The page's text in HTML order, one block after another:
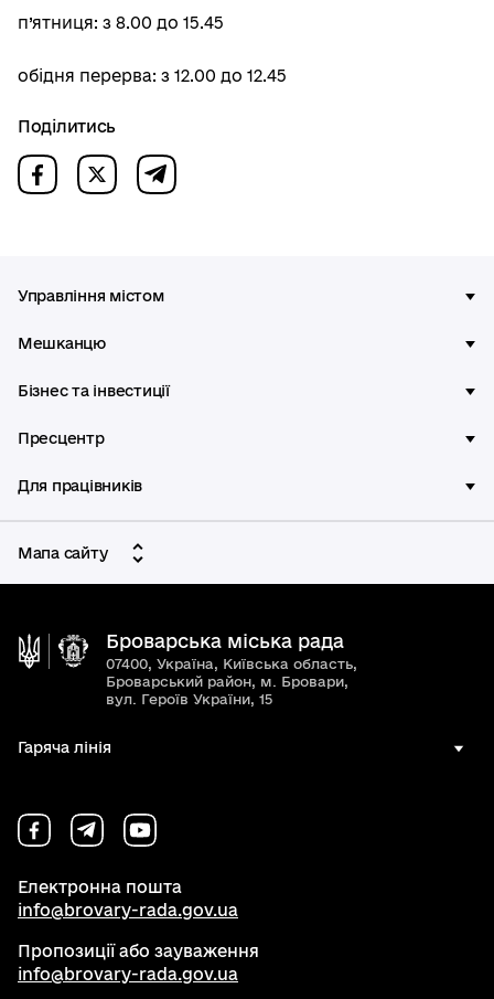
п’ятниця: з 8.00 до 15.45
обідня перерва: з 12.00 до 12.45
Поділитись
Управління містом
Мешканцю
Бізнес та інвестиції
Пресцентр
Для працівників
Мапа сайту
Броварська міська рада
07400, Україна, Київська область,
Броварський район, м. Бровари,
вул. Героїв України, 15
Гаряча лінія
Електронна пошта
info@brovary-rada.gov.ua
Пропозиції або зауваження
info@brovary-rada.gov.ua